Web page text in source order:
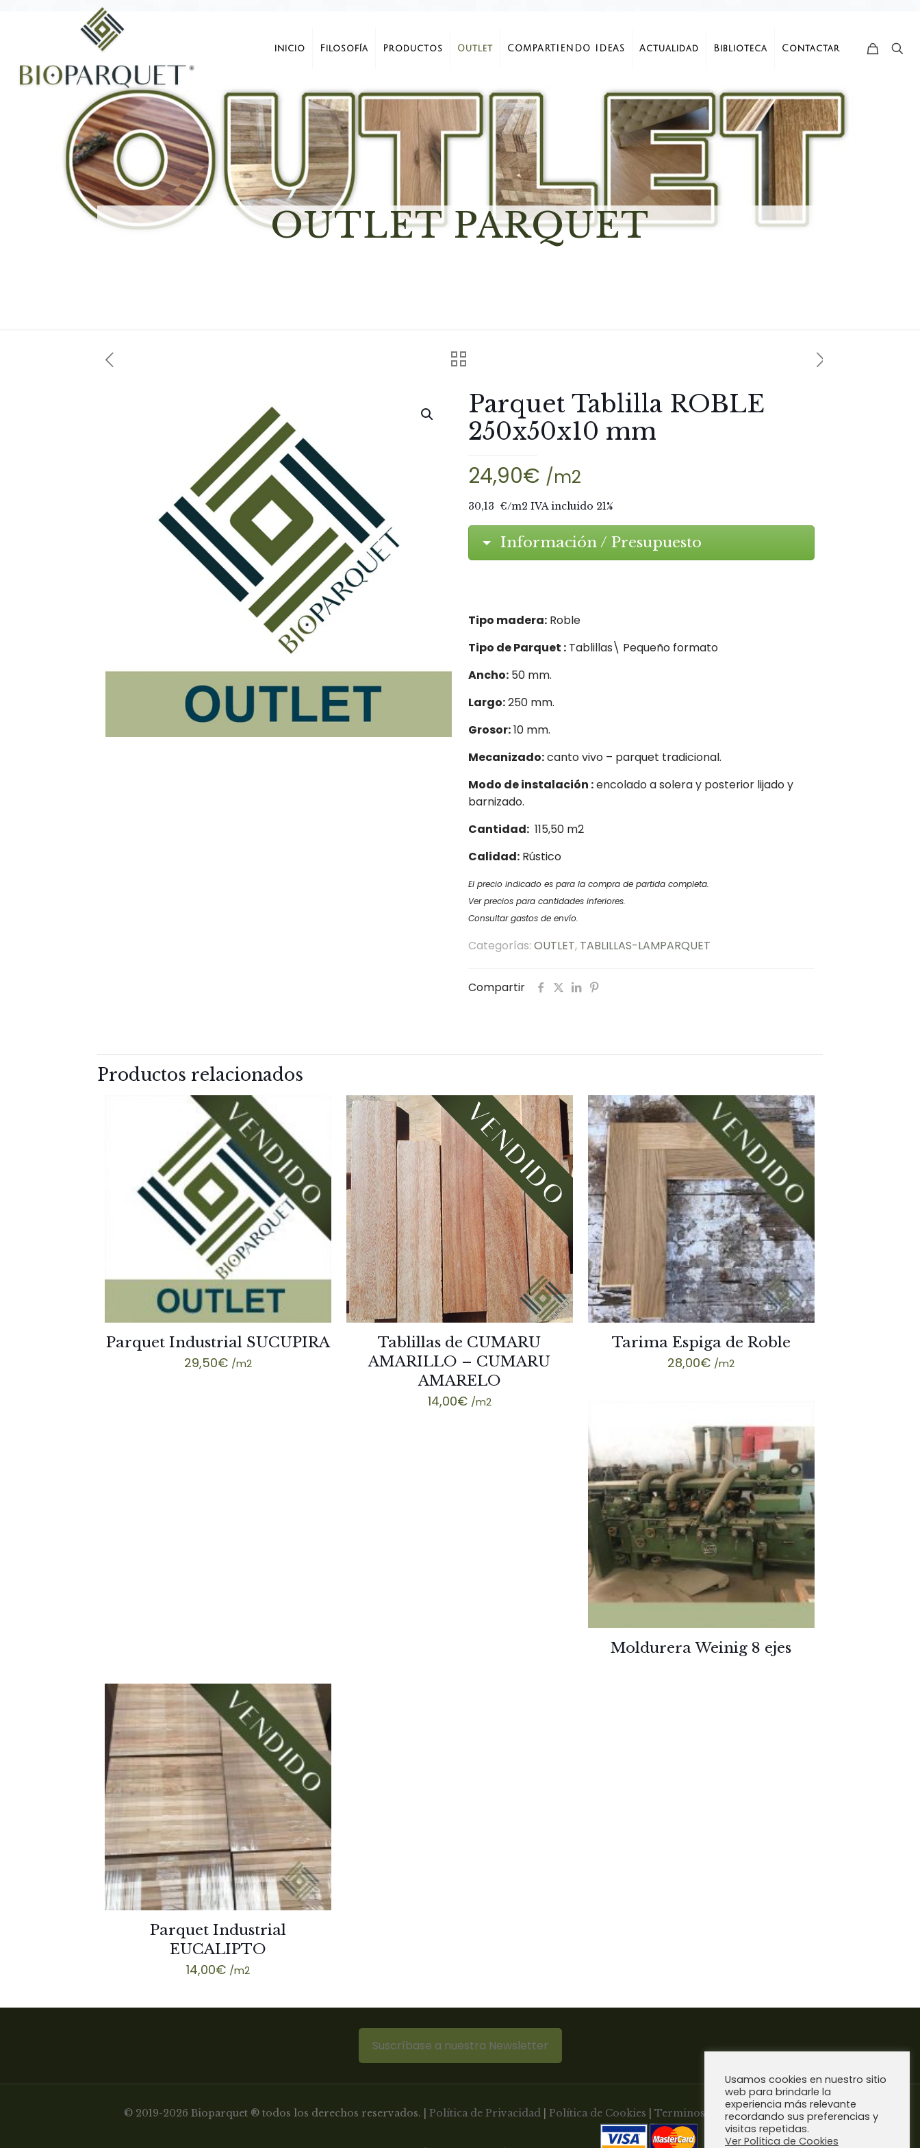
inicio Filosofía Productos Outlet COMPARTIENDO IDEAS Actualidad Biblioteca Contactar
OUTLET PARQUET
Parquet Tablilla ROBLE
250x50x10 mm
24,90€ /m2
30,13 €/m2 IVA incluido 21%
Información / Presupuesto
Tipo madera: Roble
Tipo de Parquet : Tablillas\ Pequeño formato
Ancho: 50 mm.
Largo:250 mm.
Grosor:10 mm.
Mecanizado:canto vivo – parquet tradicional.
Modo de instalación :encolado a solera y posterior lijado y
barnizado.
Cantidad: 115,50 m2
Calidad: Rústico
El precio indicado es para la compra de partida completa.
Ver precios para cantidades inferiores.
Consultar gastos de envío.
Categorías: OUTLET, TABLILLAS-LAMPARQUET
Compartir
Productos relacionados
Parquet Industrial SUCUPIRA
29,50€ /m2
Tablillas de CUMARU
AMARILLO – CUMARU
AMARELO
14,00€ /m2
Tarima Espiga de Roble
28,00€ /m2
Moldurera Weinig 8 ejes
Parquet Industrial
EUCALIPTO
14,00€ /m2
Suscríbase a nuestra Newsletter
© 2019-2026 Bioparquet ® todos los derechos reservados. | Política de Privacidad Política de Cookies Terminos y Condiciones de
Usamos cookies en nuestro sitio
web para brindarle la
experiencia más relevante
recordando sus preferencias y
visitas repetidas.
Ver Política de Cookies